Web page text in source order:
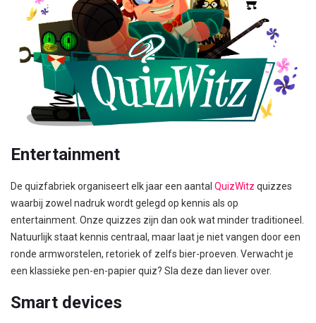
Entertainment
De quizfabriek organiseert elk jaar een aantal QuizWitz quizzes
waarbij zowel nadruk wordt gelegd op kennis als op
entertainment. Onze quizzes zijn dan ook wat minder traditioneel.
Natuurlijk staat kennis centraal, maar laat je niet vangen door een
ronde armworstelen, retoriek of zelfs bier-proeven. Verwacht je
een klassieke pen-en-papier quiz? Sla deze dan liever over.
Smart devices